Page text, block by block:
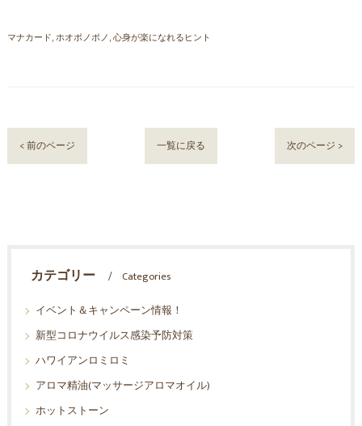
マナカード ホオポノポノ 心身が楽になれるヒント
< 前のページ 一覧に戻る 次のページ >
カテゴリー
Categories
イベント＆キャンペーン情報！
新型コロナウイルス感染予防対策
ハワイアンロミロミ
アロマ精油(マッサージアロマオイル)
ホットストーン